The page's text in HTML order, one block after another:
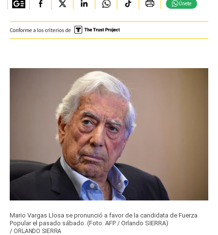
Únete
Conforme a los criterios de
Mario Vargas Llosa se pronunció a favor de la candidata de Fuerza
Popular el pasado sábado. (Foto: AFP / Orlando SIERRA)
/ ORLANDO SIERRA